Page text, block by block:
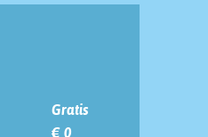
Gratis
€ 0